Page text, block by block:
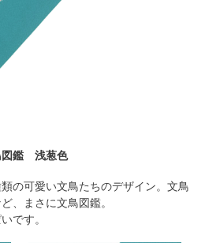
図鑑 浅葱色
の可愛い文鳥たちのデザイン。文鳥
、まさに文鳥図鑑。
です。